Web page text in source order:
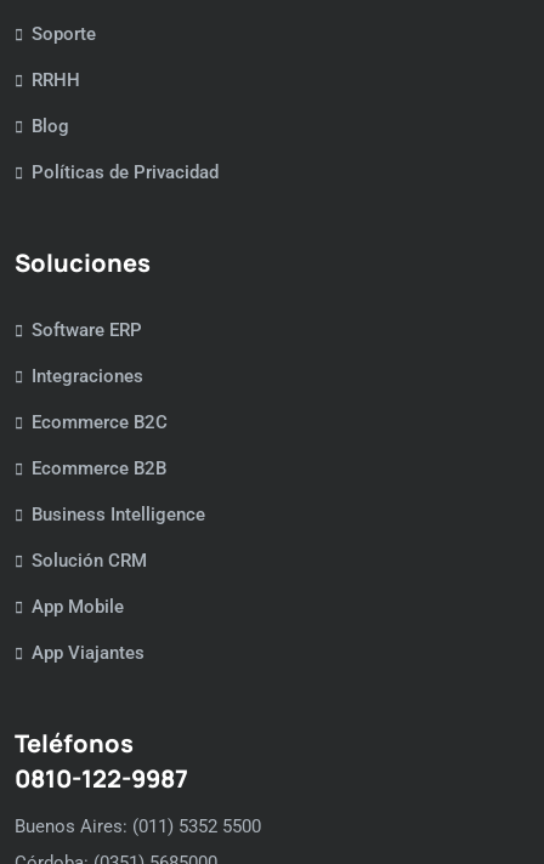
Soporte
RRHH
Blog
Políticas de Privacidad
Soluciones
Software ERP
Integraciones
Ecommerce B2C
Ecommerce B2B
Business Intelligence
Solución CRM
App Mobile
App Viajantes
Teléfonos
0810-122-9987
Buenos Aires: (011) 5352 5500